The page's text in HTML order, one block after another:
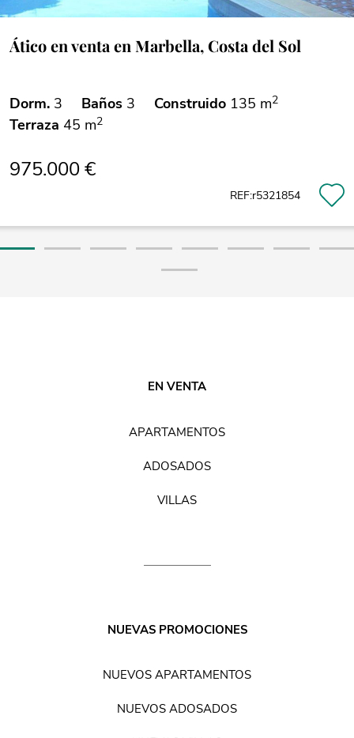
Ático en venta en Marbella, Costa del Sol
Dorm. 3 Baños 3 Construido 135 m2
Terraza 45 m2
975.000 €
REF:r5321854
EN VENTA
APARTAMENTOS
ADOSADOS
VILLAS
NUEVAS PROMOCIONES
NUEVOS APARTAMENTOS
NUEVOS ADOSADOS